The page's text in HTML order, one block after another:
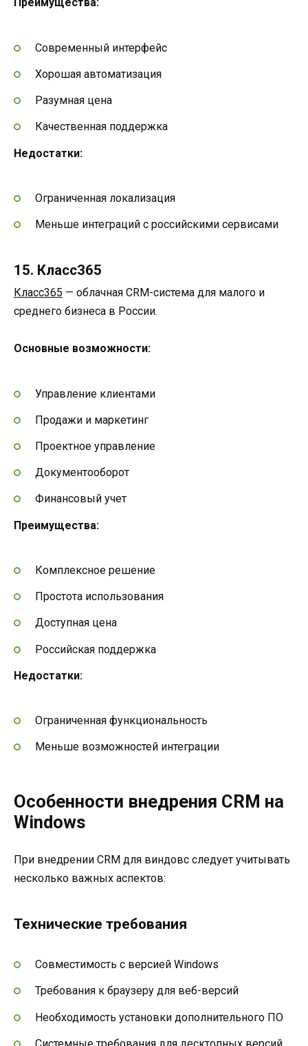
Преимущества:
Современный интерфейс
Хорошая автоматизация
Разумная цена
Качественная поддержка
Недостатки:
Ограниченная локализация
Меньше интеграций с российскими сервисами
15. Класс365
Класс365 — облачная CRM-система для малого и
среднего бизнеса в России.
Основные возможности:
Управление клиентами
Продажи и маркетинг
Проектное управление
Документооборот
Финансовый учет
Преимущества:
Комплексное решение
Простота использования
Доступная цена
Российская поддержка
Недостатки:
Ограниченная функциональность
Меньше возможностей интеграции
Особенности внедрения CRM на
Windows
При внедрении CRM для виндовс следует учитывать
несколько важных аспектов:
Технические требования
Совместимость с версией Windows
Требования к браузеру для веб-версий
Необходимость установки дополнительного ПО